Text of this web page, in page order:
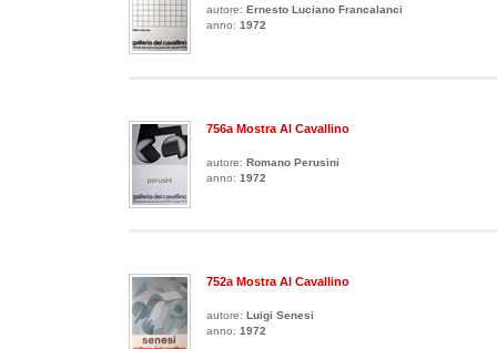
autore: Ernesto Luciano Francalanci
anno: 1972
756a Mostra Al Cavallino
autore: Romano Perusini
anno: 1972
752a Mostra Al Cavallino
autore: Luigi Senesi
anno: 1972